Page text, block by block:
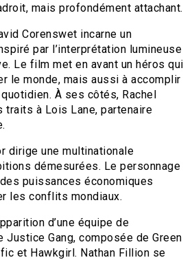
mais profondément attachant.
Corenswet incarne un
par l’interprétation lumineuse
Le film met en avant un héros qui
le monde, mais aussi à accomplir
À ses côtés, Rachel
traits à Lois Lane, partenaire
dirige une multinationale
démesurées. Le personnage
puissances économiques
les conflits mondiaux.
d’une équipe de
Justice Gang, composée de Green
et Hawkgirl. Nathan Fillion se